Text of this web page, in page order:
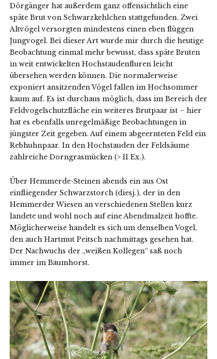
Dörgänger hat außerdem ganz offensichtlich eine
späte Brut von Schwarzkehlchen stattgefunden. Zwei
Altvögel versorgten mindestens einen eben flüggen
Jungvogel. Bei dieser Art wurde mir durch die heutige
Beobachtung einmal mehr bewusst, dass späte Bruten
in weit entwickelten Hochstaudenfluren leicht
übersehen werden können. Die normalerweise
exponiert ansitzenden Vögel fallen im Hochsommer
kaum auf. Es ist durchaus möglich, dass im Bereich der
Feldvogelschutzfläche ein weiteres Brutpaar ist – hier
hat es ebenfalls unregelmäßige Beobachtungen in
jüngster Zeit gegeben. Auf einem abgeernteten Feld ein
Rebhuhnpaar. In den Hochstauden der Feldsäume
zahlreiche Dorngrasmücken (> 11 Ex.).
Über Hemmerde-Steinen abends ein aus Ost
einfliegender Schwarzstorch (diesj.), der in den
Hemmerder Wiesen an verschiedenen Stellen kurz
landete und wohl noch auf eine Abendmalzeit hoffte.
Möglicherweise handelt es sich um denselben Vogel,
den auch Hartmut Peitsch nachmittags gesehen hat.
Der Nachwuchs der „weißen Kollegen“ saß noch
immer im Baumhorst.